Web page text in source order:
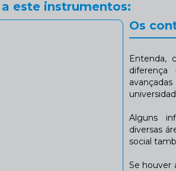
este instrumentos:
Os
Entenda,
Alguns
diversas
social
Se houver